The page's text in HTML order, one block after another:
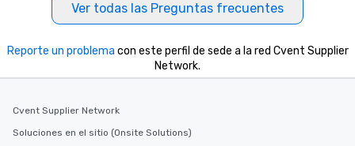
Ver todas las Preguntas frecuentes
Reporte un problema con este perfil de sede a la red Cvent Supplier
Network.
Cvent Supplier Network
Soluciones en el sitio (Onsite Solutions)